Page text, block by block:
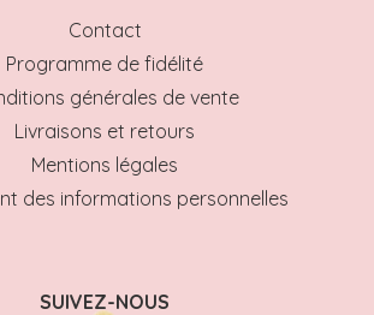
Contact
Programme de fidélité
générales de vente
Livraisons et retours
Mentions légales
des informations personnelles
SUIVEZ-NOUS